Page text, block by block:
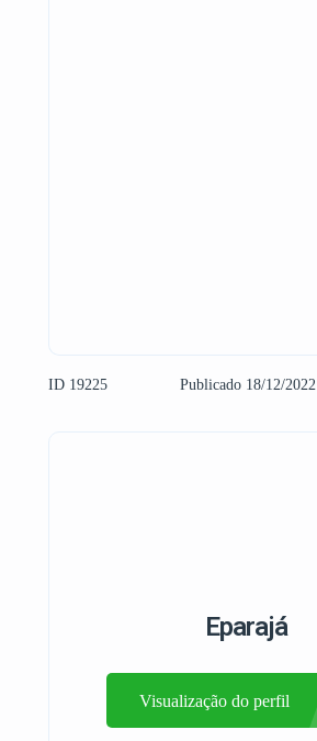
ID 19225 Publicado 18/12/2022
Eparajá
Visualização do perfil